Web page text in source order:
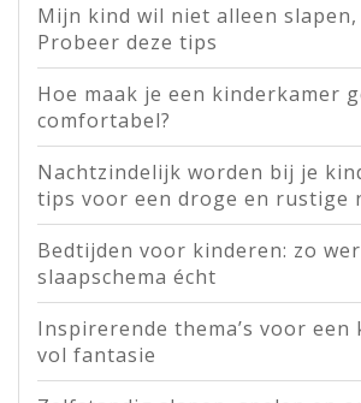
Mijn kind wil niet alleen slapen,
Probeer deze tips
Hoe maak je een kinderkamer
comfortabel?
Nachtzindelijk worden bij je
tips voor een droge en rustige
Bedtijden voor kinderen: zo
slaapschema écht
Inspirerende thema’s voor een
vol fantasie